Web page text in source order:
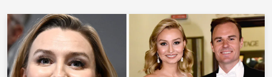
Brittiska kungahuset
Norska kungahuset
Danska kungahuset